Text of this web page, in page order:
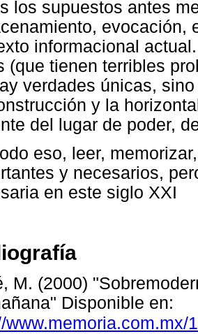
los supuestos antes
evocación,
informacional
(que tienen terribles
verdades únicas,
y la
del lugar de poder,
eso, leer,
y necesarios,
en este siglo XXI
M. (2000)
Disponible en:
www.memoria.com.mx/